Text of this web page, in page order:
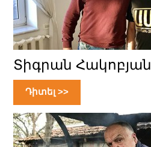
Տիգրան Հակոբյան
Դիտել >>